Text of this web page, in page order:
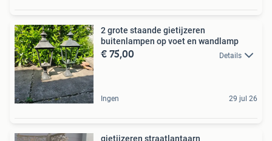
2 grote staande gietijzeren
buitenlampen op voet en wandlamp
€ 75,00 Details
Ingen 29 jul 26
gietijzeren straatlantaarn